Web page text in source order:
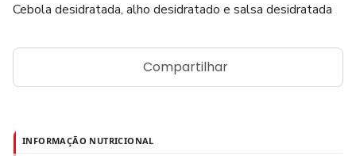
Cebola desidratada, alho desidratado e salsa desidratada
Compartilhar
INFORMAÇÃO NUTRICIONAL